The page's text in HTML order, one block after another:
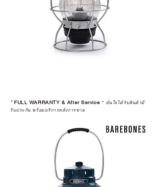
*FULL WARRANTY & After Service * มั่นใจได้กับสินค้ามี
รับประกัน พร้อมบริการหลังการขาย